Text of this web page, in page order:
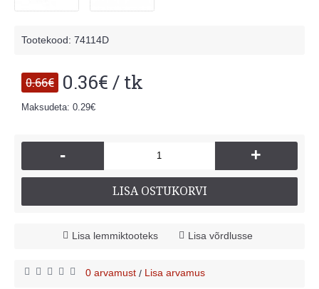
Tootekood: 74114D
0.66€ 0.36€ / tk
Maksudeta: 0.29€
- +
LISA OSTUKORVI
Lisa lemmiktooteks Lisa võrdlusse
0 arvamust / Lisa arvamus